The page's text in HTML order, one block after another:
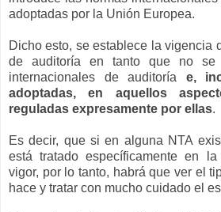
adoptadas por la Unión Europea.
Dicho esto, se establece la vigencia
de auditoría en tanto que no se
internacionales de auditoría e,
adoptadas, en aquellos
reguladas expresamente por ellas.
Es decir, que si en alguna NTA
está tratado específicamente en
vigor, por lo tanto, habrá que ver el
hace y tratar con mucho cuidado el